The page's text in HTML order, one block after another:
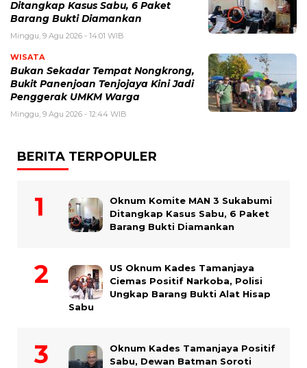
Ditangkap Kasus Sabu, 6 Paket
Barang Bukti Diamankan
Minggu, 9 Agu 2026 - 14:01 WIB
WISATA
Bukan Sekadar Tempat Nongkrong,
Bukit Panenjoan Tenjojaya Kini Jadi
Penggerak UMKM Warga
Minggu, 9 Agu 2026 - 12:44 WIB
BERITA TERPOPULER
Oknum Komite MAN 3 Sukabumi
Ditangkap Kasus Sabu, 6 Paket
Barang Bukti Diamankan
US Oknum Kades Tamanjaya
Ciemas Positif Narkoba, Polisi
Ungkap Barang Bukti Alat Hisap
Sabu
Oknum Kades Tamanjaya Positif
Sabu, Dewan Batman Soroti